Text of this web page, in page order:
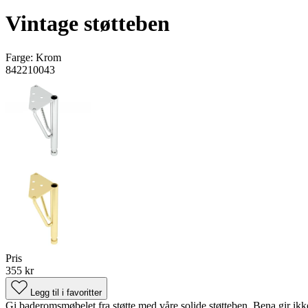
Vintage støtteben
Farge: Krom
842210043
Pris
355 kr
Legg til i favoritter
Gi baderomsmøbelet fra støtte med våre solide støtteben. Bena gir